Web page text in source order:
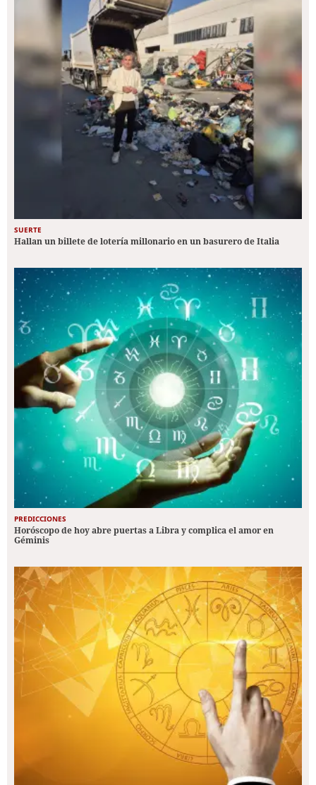
SUERTE
Hallan un billete de lotería millonario en un basurero de Italia
PREDICCIONES
Horóscopo de hoy abre puertas a Libra y complica el amor en
Géminis